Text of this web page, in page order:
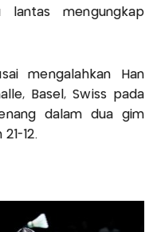
lantas mengungkap
mengalahkan Han
Basel, Swiss pada
dalam dua gim
12.